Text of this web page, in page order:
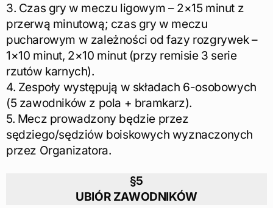
3. Czas gry w meczu ligowym – 2×15 minut z
przerwą minutową; czas gry w meczu
pucharowym w zależności od fazy rozgrywek –
1×10 minut, 2×10 minut (przy remisie 3 serie
rzutów karnych).
4. Zespoły występują w składach 6-osobowych
(5 zawodników z pola + bramkarz).
5. Mecz prowadzony będzie przez
sędziego/sędziów boiskowych wyznaczonych
przez Organizatora.
§5
UBIÓR ZAWODNIKÓW